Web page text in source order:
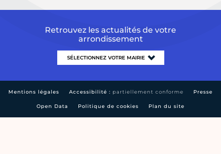
Retrouvez les actualités de votre
arrondissement
Mentions légales Accessibilité : partiellement conforme Presse
Open Data Politique de cookies Plan du site